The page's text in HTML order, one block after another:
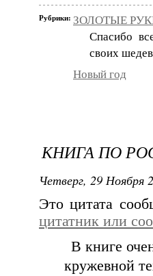
Рубрики: ЗОЛОТЫЕ
Спасибо
своих
Новый год
КНИГА ПО
Четверг, 29 Ноября
Это цитата
цитатник или
В книге
кружевной